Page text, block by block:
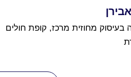
בעיסוק מחוזית מרכז, קופת חולים